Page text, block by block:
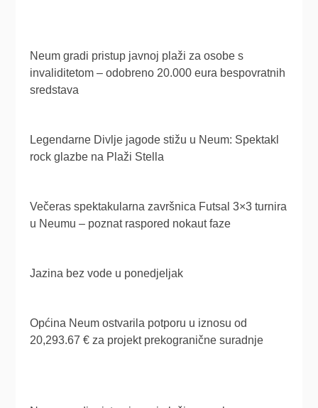
Neum gradi pristup javnoj plaži za osobe s
invaliditetom – odobreno 20.000 eura bespovratnih
sredstava
Legendarne Divlje jagode stižu u Neum: Spektakl
rock glazbe na Plaži Stella
Večeras spektakularna završnica Futsal 3×3 turnira
u Neumu – poznat raspored nokaut faze
Jazina bez vode u ponedjeljak
Općina Neum ostvarila potporu u iznosu od
20,293.67 € za projekt prekogranične suradnje